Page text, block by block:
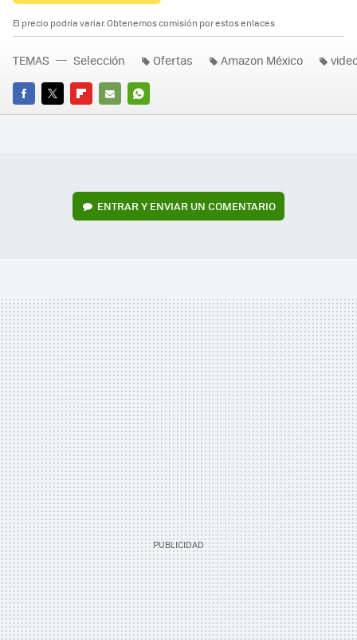
El precio podría variar. Obtenemos comisión por estos enlaces
FACEBOOK
TWITTERFLIPBOARD
E-
WHATSAPP
TEMAS Selección Ofertas Amazon México
ENTRAR Y ENVIAR UN COMENTARIO